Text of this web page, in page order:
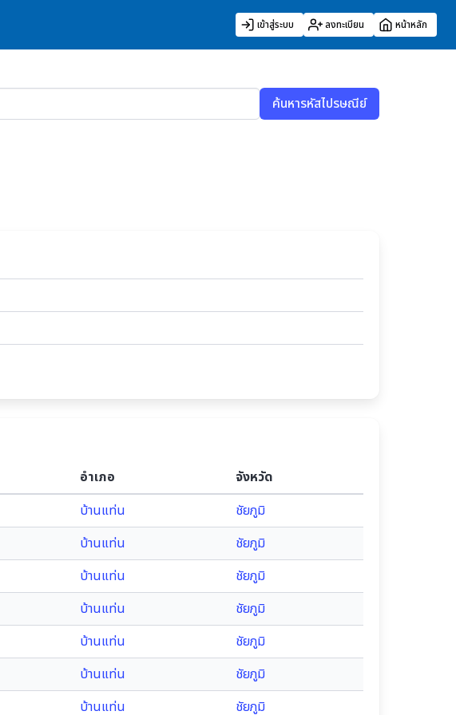
เข้าสู่ระบบ ลงทะเบียน หน้าหลัก
ค้นหารหัสไปรษณีย์
อำเภอ
จังหวัด
บ้านแท่น
ชัยภูมิ
บ้านแท่น
ชัยภูมิ
บ้านแท่น
ชัยภูมิ
บ้านแท่น
ชัยภูมิ
บ้านแท่น
ชัยภูมิ
บ้านแท่น
ชัยภูมิ
บ้านแท่น ชัยภูมิ